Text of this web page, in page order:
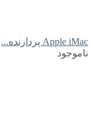
Apple iMac پردازنده...
ناموجود